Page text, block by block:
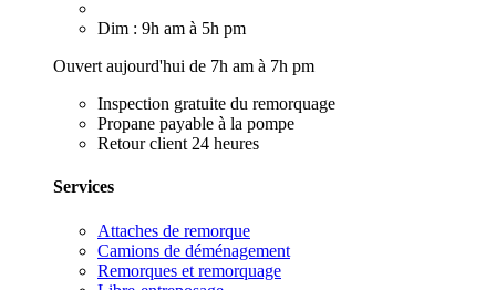
Dim : 9h am à 5h pm
Ouvert aujourd'hui de 7h am à 7h pm
Inspection gratuite du remorquage
Propane payable à la pompe
Retour client 24 heures
Services
Attaches de remorque
Camions de déménagement
Remorques et remorquage